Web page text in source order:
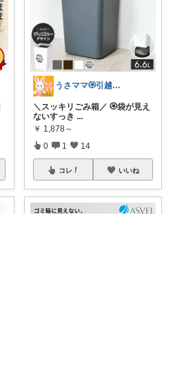
うさママ🏵️引越ギフト&ごみ箱＆収納
＼スッキリごみ箱／ 🏵️袋が見え
ないすっき ...
￥ 1,878～
0 1 14
コレ いいね